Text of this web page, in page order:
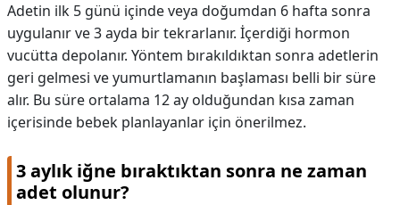
Adetin ilk 5 günü içinde veya doğumdan 6 hafta sonra
uygulanır ve 3 ayda bir tekrarlanır. İçerdiği hormon
vucütta depolanır. Yöntem bırakıldıktan sonra adetlerin
geri gelmesi ve yumurtlamanın başlaması belli bir süre
alır. Bu süre ortalama 12 ay olduğundan kısa zaman
içerisinde bebek planlayanlar için önerilmez.
3 aylık iğne bıraktıktan sonra ne zaman
adet olunur?